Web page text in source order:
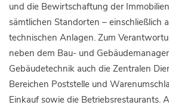
und die Bewirtschaftung der
sämtlichen Standorten – einschließlich
technischen Anlagen. Zum
neben dem Bau- und
Gebäudetechnik auch die Zentralen
Bereichen Poststelle und
Einkauf sowie die Betriebsrestaurants.